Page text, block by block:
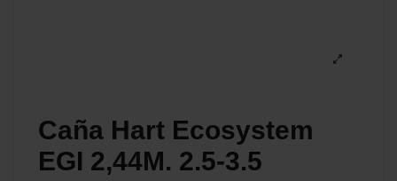
Caña Hart Ecosystem
EGI 2,44M. 2.5-3.5